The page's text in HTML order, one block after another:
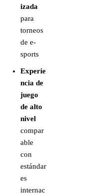
izada
para
torneos
de e-
sports
Experie
ncia de
juego
de alto
nivel
compar
able
con
estándar
es
internac